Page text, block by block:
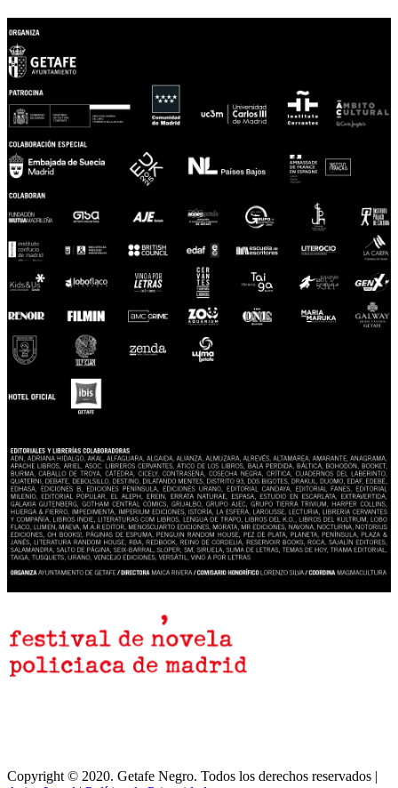
Copyright © 2020. Getafe Negro. Todos los derechos reservados |